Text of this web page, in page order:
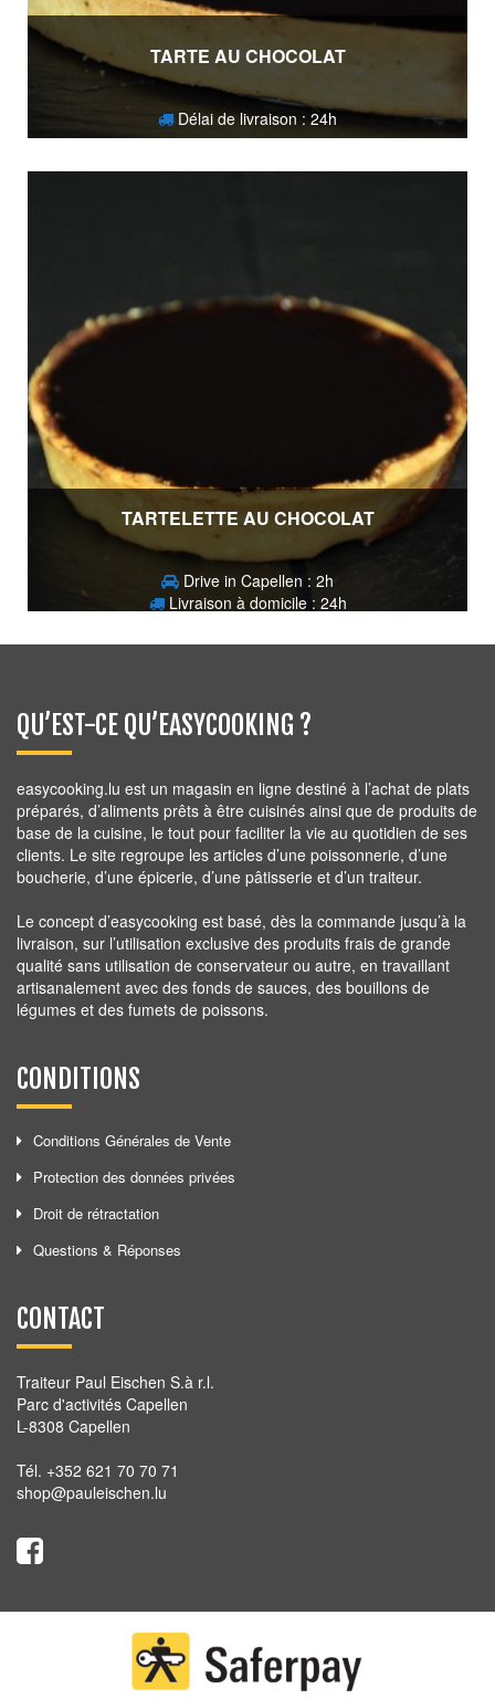
TARTE AU CHOCOLAT
Délai de livraison : 24h
TARTELETTE AU CHOCOLAT
Drive in Capellen : 2h
Livraison à domicile : 24h
3,80€
QU’EST-CE QU’EASYCOOKING ?
easycooking.lu est un magasin en ligne destiné à l’achat de plats
préparés, d’aliments prêts à être cuisinés ainsi que de produits de
base de la cuisine, le tout pour faciliter la vie au quotidien de ses
clients. Le site regroupe les articles d’une poissonnerie, d’une
boucherie, d’une épicerie, d’une pâtisserie et d’un traiteur.
Le concept d’easycooking est basé, dès la commande jusqu’à la
livraison, sur l’utilisation exclusive des produits frais de grande
qualité sans utilisation de conservateur ou autre, en travaillant
artisanalement avec des fonds de sauces, des bouillons de
légumes et des fumets de poissons.
CONDITIONS
Conditions Générales de Vente
Protection des données privées
Droit de rétractation
Questions & Réponses
CONTACT
Traiteur Paul Eischen S.à r.l.
Parc d'activités Capellen
L-8308 Capellen
Tél. +352 621 70 70 71
shop@pauleischen.lu